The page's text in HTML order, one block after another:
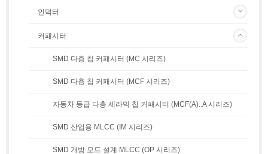
인덕터
커패시터
SMD 다층 칩 커패시터 (MC 시리즈)
SMD 다층 칩 커패시터 (MCF 시리즈)
자동차 등급 다층 세라믹 칩 커패시터 (MCF(A)..A 시리즈)
SMD 산업용 MLCC (IM 시리즈)
SMD 개방 모드 설계 MLCC (OP 시리즈)